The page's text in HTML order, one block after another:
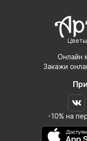
Онлайн
Закажи
-10% на